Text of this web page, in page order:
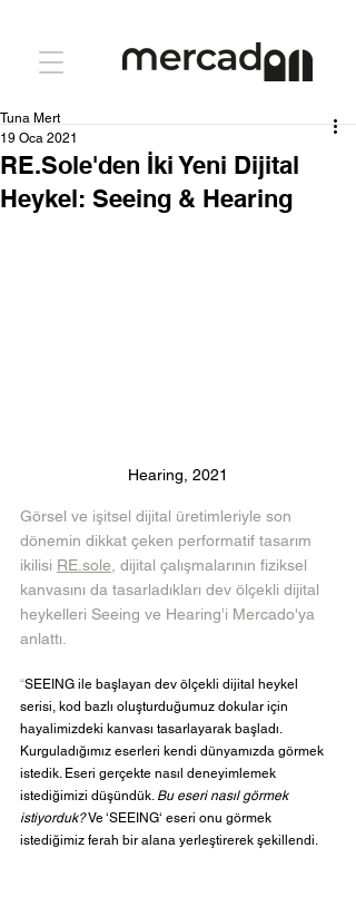
RE.Sole'den İki Yeni Dijital
Heykel: Seeing & Hearing
Tuna Mert
19 Oca 2021
Hearing, 2021
Görsel ve işitsel dijital üretimleriyle son
dönemin dikkat çeken performatif tasarım
ikilisi RE.sole , dijital çalışmalarının fiziksel
kanvasını da tasarladıkları dev ölçekli dijital
heykelleri Seeing ve Hearing’i Mercado'ya
anlattı.
“SEEING ile başlayan dev ölçekli dijital heykel
serisi, kod bazlı oluşturduğumuz dokular için
hayalimizdeki kanvası tasarlayarak başladı.
Kurguladığımız eserleri kendi dünyamızda görmek
istedik. Eseri gerçekte nasıl deneyimlemek
istediğimizi düşündük. Bu eseri nasıl görmek
istiyorduk? Ve ‘SEEING‘ eseri onu görmek
istediğimiz ferah bir alana yerleştirerek şekillendi.